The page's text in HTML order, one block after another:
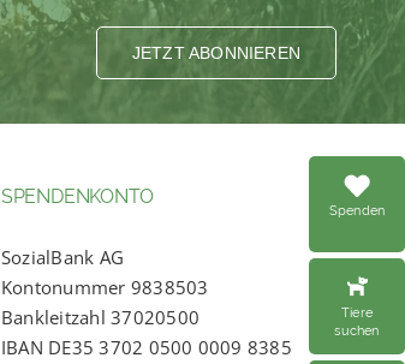
Spenden
Tiere
suchen
JETZT ABONNIEREN
SPENDENKONTO
SozialBank AG
Kontonummer 9838503
Bankleitzahl 37020500
IBAN DE35 3702 0500 0009 8385